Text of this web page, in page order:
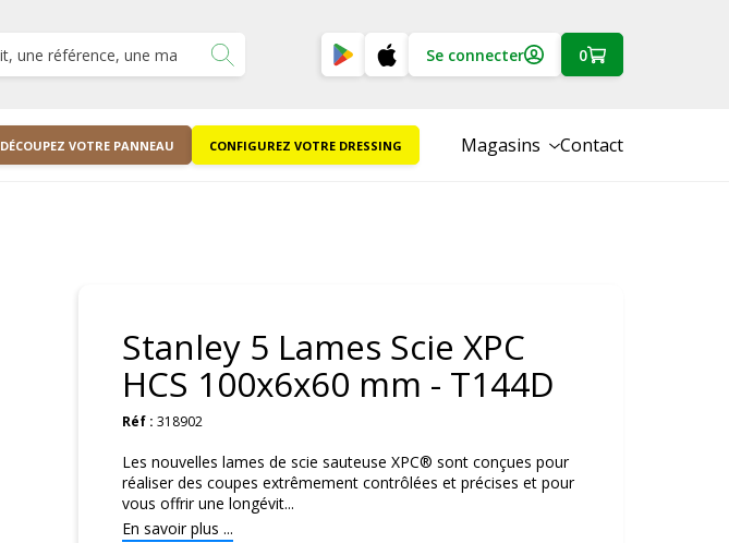
Se connecter 0
DÉCOUPEZ VOTRE PANNEAU CONFIGUREZ VOTRE DRESSING Magasins Contact
Stanley 5 Lames Scie XPC
HCS 100x6x60 mm - T144D
Réf : 318902
Les nouvelles lames de scie sauteuse XPC® sont conçues pour
réaliser des coupes extrêmement contrôlées et précises et pour
vous offrir une longévit...
En savoir plus ...